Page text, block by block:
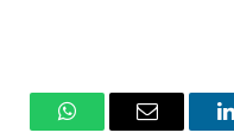
لينكدإن
البريد
واتساب